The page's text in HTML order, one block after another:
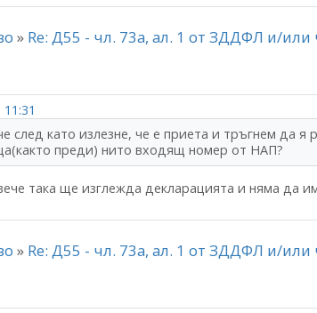
» Re: Д55 - чл. 73а, ал. 1 от ЗДДФЛ и/или
след като излезне, че е приета и тръгнем да я
преди) нито входящ номер от НАП?
така ще изглежда декларацията и няма да
» Re: Д55 - чл. 73а, ал. 1 от ЗДДФЛ и/или